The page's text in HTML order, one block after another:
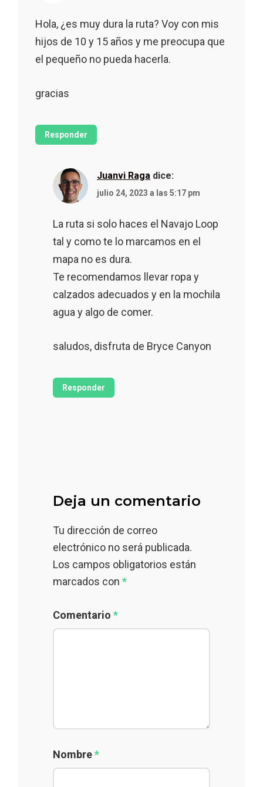
Hola, ¿es muy dura la ruta? Voy con mis
hijos de 10 y 15 años y me preocupa que
el pequeño no pueda hacerla.
gracias
Responder
Juanvi Raga dice:
julio 24, 2023 a las 5:17 pm
La ruta si solo haces el Navajo Loop
tal y como te lo marcamos en el
mapa no es dura.
Te recomendamos llevar ropa y
calzados adecuados y en la mochila
agua y algo de comer.
saludos, disfruta de Bryce Canyon
Responder
Deja un comentario
Tu dirección de correo
electrónico no será publicada.
Los campos obligatorios están
marcados con *
Comentario *
Nombre*